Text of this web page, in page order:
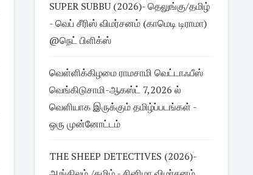
SUPER SUBBU (2026)- தெலுங்கு/தமிழ்
- வெப் சீரிஸ் விமர்சனம் (காமெடி டிராமா)
@நெட் பிளிக்ஸ்
வெள்ளிக்கிழமை ராமசாமி வெட்டாஃபீஸ்
வெங்கிடுசாமி-ஆகஸ்ட் 7,2026 ல்
வெளியாக இருக்கும் தமிழ்ப்படங்கள் -
ஒரு முன்னோட்டம்
THE SHEEP DETECTIVES (2026)-